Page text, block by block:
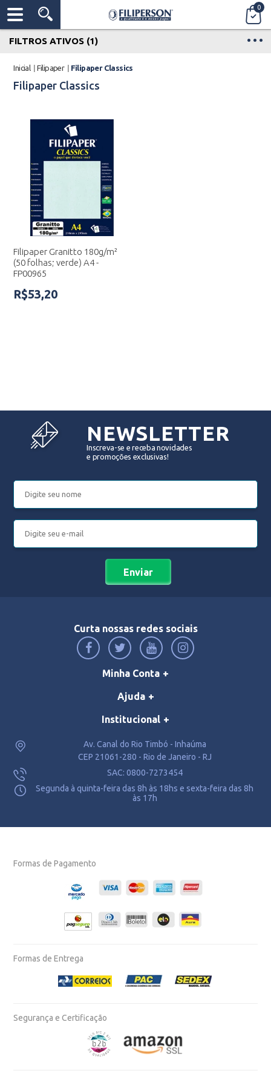
0
Inicial Filipaper Filipaper Classics
FILTROS ATIVOS (1)
Filipaper Classics
Filipaper Granitto 180g/m²
(50 folhas; verde) A4 -
FP00965
R$53,20
NEWSLETTER
Inscreva-se e receba novidades
e promoções exclusivas!
Enviar
Curta nossas redes sociais
Minha Conta
Ajuda
Institucional
Av. Canal do Rio Timbó - Inhaúma
CEP 21061-280 - Rio de Janeiro - RJ
SAC: 0800-7273454
Segunda à quinta-feira das 8h às 18hs e sexta-feira das 8h
às 17h
Formas de Pagamento
Formas de Entrega
Segurança e Certificação